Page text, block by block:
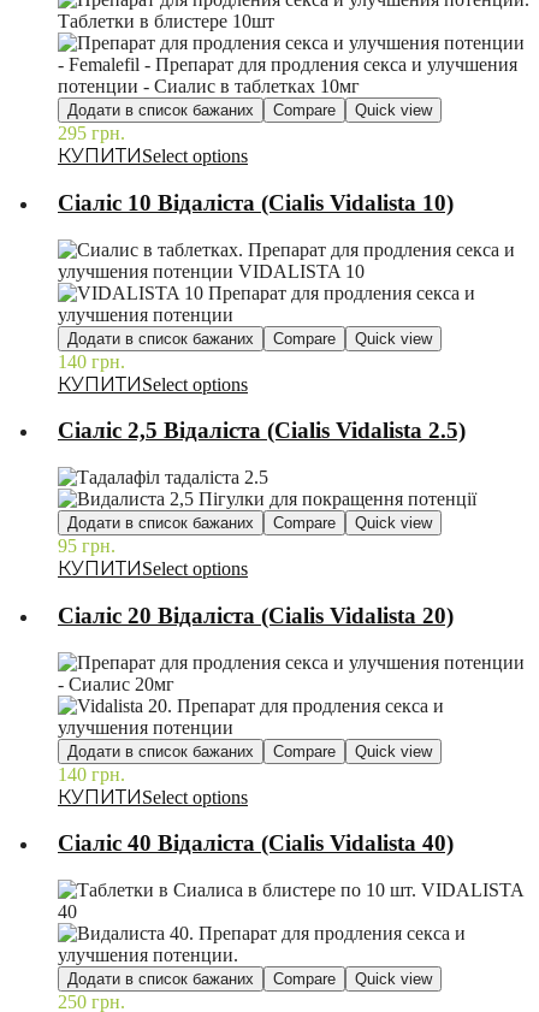
Додати в список бажаних Compare Quick view
295 грн.
Select options
Сіаліс 10 Відаліста (Cialis Vidalista 10)
Додати в список бажаних Compare Quick view
140 грн.
Select options
Сіаліс 2,5 Відаліста (Cialis Vidalista 2.5)
Додати в список бажаних Compare Quick view
95 грн.
Select options
Сіаліс 20 Відаліста (Cialis Vidalista 20)
Додати в список бажаних Compare Quick view
140 грн.
Select options
Сіаліс 40 Відаліста (Cialis Vidalista 40)
Додати в список бажаних Compare Quick view
250 грн.